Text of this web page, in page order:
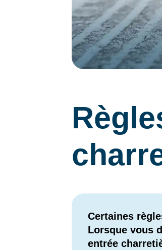
Certaines
Lorsque vous
entrée